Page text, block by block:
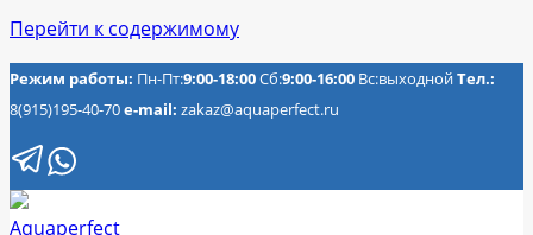
Перейти к содержимому
Режим работы: Пн-Пт:9:00-18:00Сб:9:00-16:00 Вс:выходнойТел.:
8(915)195-40-70e-mail: zakaz@aquaperfect.ru